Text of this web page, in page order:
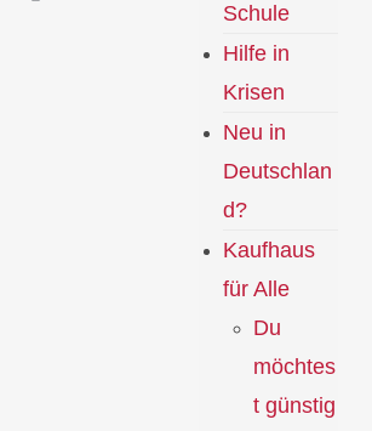
Schule
Hilfe in
Krisen
Neu in
Deutschlan
d?
Kaufhaus
für Alle
Du
möchtes
t günstig